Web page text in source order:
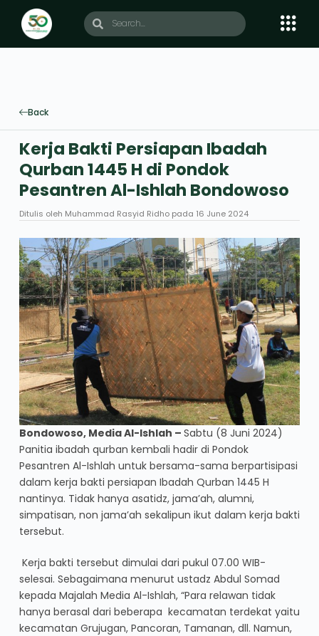
Back
Kerja Bakti Persiapan Ibadah
Qurban 1445 H di Pondok
Pesantren Al-Ishlah Bondowoso
Ditulis oleh Muhammad Rasyid Ridho pada 16 June 2024
Bondowoso, Media Al-Ishlah – Sabtu (8 Juni 2024)
Panitia ibadah qurban kembali hadir di Pondok
Pesantren Al-Ishlah untuk bersama-sama berpartisipasi
dalam kerja bakti persiapan Ibadah Qurban 1445 H
nantinya. Tidak hanya asatidz, jama’ah, alumni,
simpatisan, non jama’ah sekalipun ikut dalam kerja bakti
tersebut.
Kerja bakti tersebut dimulai dari pukul 07.00 WIB-
selesai. Sebagaimana menurut ustadz Abdul Somad
kepada Majalah Media Al-Ishlah, “Para relawan tidak
hanya berasal dari beberapa kecamatan terdekat yaitu
kecamatan Grujugan, Pancoran, Tamanan, dll. Namun,